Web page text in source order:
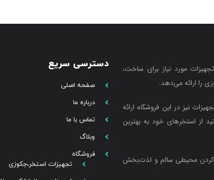
مورد نیاز برای ساخت،
را ارائه می‌دهد.
نیز در این فروشگاه ارائه
از استخرهای خود به بهترین
کردن محیطی سالم و لذت‌بخش
دسترسی سریع
صفحه اصلی
درباره ما
تماس با ما
وبلاگ
فروشگاه
تجهیزات استخر،جکوزی